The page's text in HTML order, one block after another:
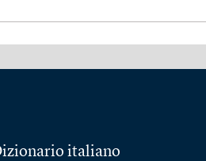
italiano